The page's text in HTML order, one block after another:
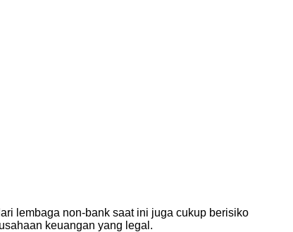
lembaga non-bank saat ini juga cukup berisiko
keuangan yang legal.